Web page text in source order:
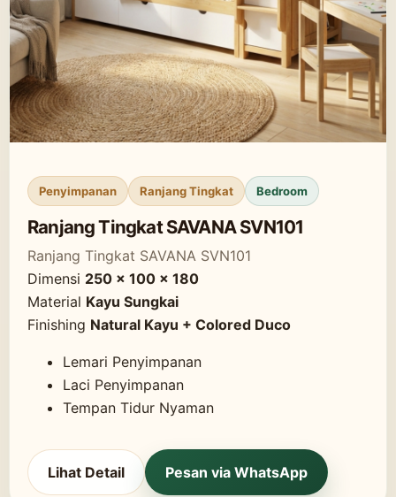
Penyimpanan Ranjang Tingkat Bedroom
Ranjang Tingkat SAVANA SVN101
Ranjang Tingkat SAVANA SVN101
Dimensi 250 x 100 x 180
Material Kayu Sungkai
Finishing Natural Kayu + Colored Duco
Lemari Penyimpanan
Laci Penyimpanan
Tempan Tidur Nyaman
Lihat Detail Pesan via WhatsApp